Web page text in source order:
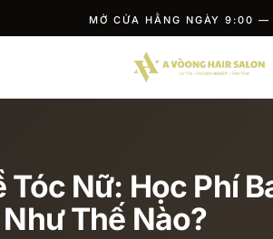
MỞ CỬA HẰNG NGÀY 9:00
Tóc Nữ: Học Phí
Thế Nào?